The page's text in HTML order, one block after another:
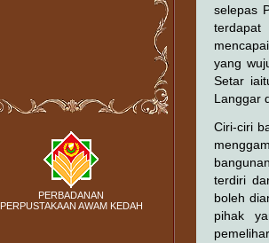
PERBADANAN
PERPUSTAKAAN AWAM KEDAH
selepas
yang
Setar
Langgar
Ciri-ciri
terdiri
boleh
pihak